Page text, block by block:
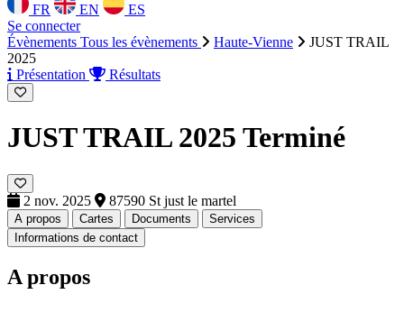
FR EN
ES
Se connecter
Évènements Tous les évènements Haute-Vienne
JUST TRAIL
2025
Présentation
Résultats
JUST TRAIL 2025 Terminé
2 nov. 2025 87590 St just le martel
A propos Cartes Documents
Services
Informations de contact
A propos